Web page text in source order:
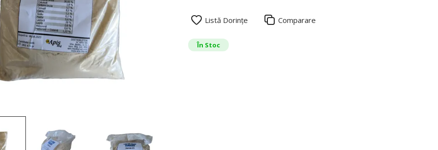
Listă Dorințe Comparare
În Stoc